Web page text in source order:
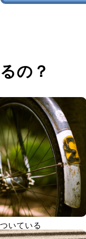
の？
いている